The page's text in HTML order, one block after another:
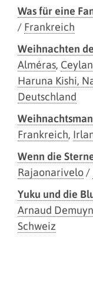
Was für eine
/ Frankreich
Weihnachten
Alméras,
Haruna Kishi,
Deutschland
Frankreich,
Wenn die
Rajaonarivelo/
Yuku und die
Arnaud
Schweiz